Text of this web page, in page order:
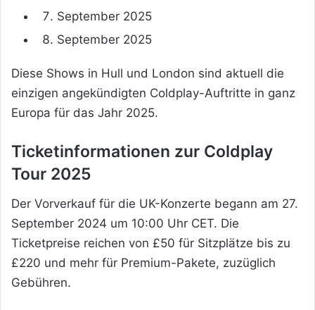
September 2025
September 2025
Diese Shows in Hull und London sind aktuell die
einzigen angekündigten Coldplay-Auftritte in ganz
Europa für das Jahr 2025.
Ticketinformationen zur Coldplay
Tour 2025
Der Vorverkauf für die UK-Konzerte begann am 27.
September 2024 um 10:00 Uhr CET. Die
Ticketpreise reichen von £50 für Sitzplätze bis zu
£220 und mehr für Premium-Pakete, zuzüglich
Gebühren.